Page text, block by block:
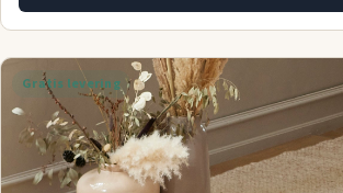
Gratis levering